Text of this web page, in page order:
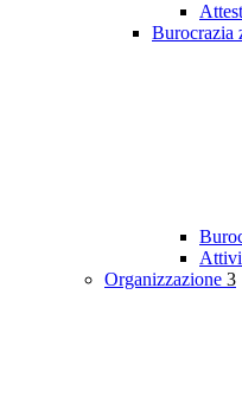
Burocrazia
Organizzazione 3